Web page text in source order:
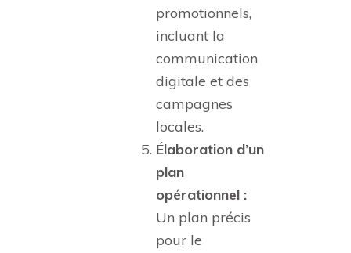
promotionnels,
incluant la
communication
digitale et des
campagnes
locales.
Élaboration d’un
plan
opérationnel :
Un plan précis
pour le